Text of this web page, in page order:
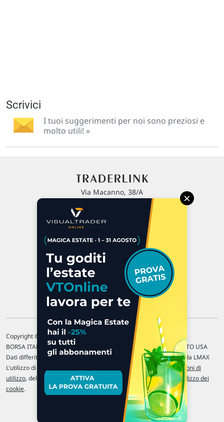
Scrivici
I tuoi suggerimenti per noi sono preziosi e
molto utili! »
Via Macanno, 38/A
P.IVA 02 452 460 401
Chi siamo
Commenti e segnalazioni
Contattaci
Copyright © 1996-2026 Traderlink Italia s.r.l.
BORSA ITALIANA Quotazioni di borsa differite di 15 min. / MERCATO USA
Dati differiti di 15 min. (fonte Intrinio) / FOREX Quotazioni fornite da LMAX
L'utilizzo di questo sito implica l'accettazione delle nostre Condizioni di
utilizzo, del Disclaimer MAR, delle Politiche sulla privacye dell' Utilizzo dei
cookie.
×